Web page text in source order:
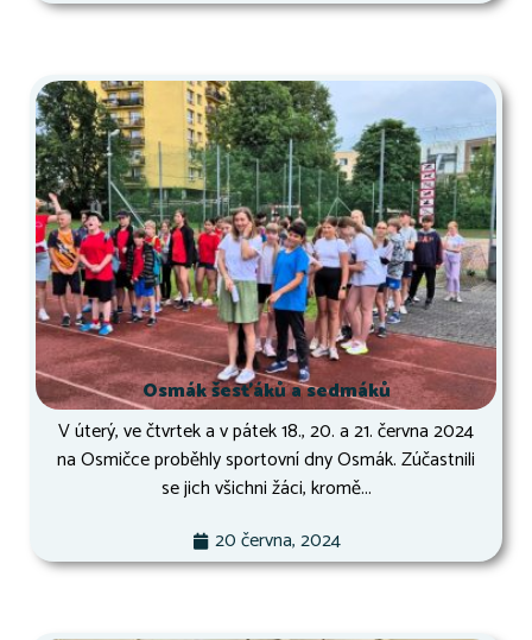
Osmák šesťáků a sedmáků
V úterý, ve čtvrtek a v pátek 18., 20. a 21. června 2024
na Osmičce proběhly sportovní dny Osmák. Zúčastnili
se jich všichni žáci, kromě...
20 června, 2024